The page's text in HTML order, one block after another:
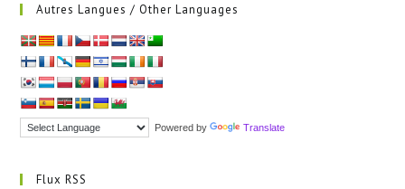
Autres Langues / Other Languages
Powered by Translate
Flux RSS